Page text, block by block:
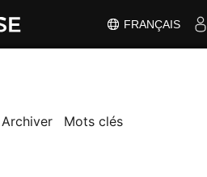
FRANÇAIS
Archiver Mots clés